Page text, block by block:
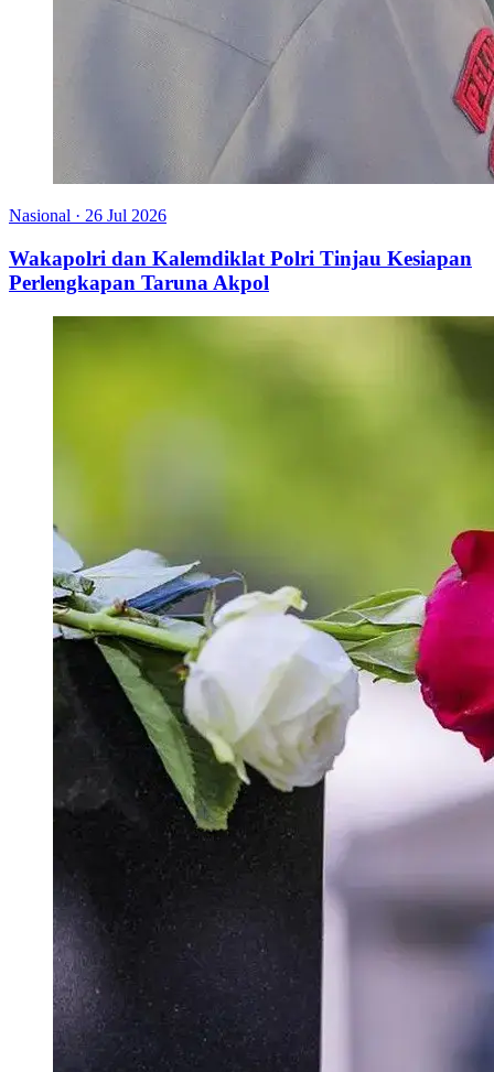
Nasional · 26 Jul 2026
Wakapolri dan Kalemdiklat Polri Tinjau Kesiapan
Perlengkapan Taruna Akpol